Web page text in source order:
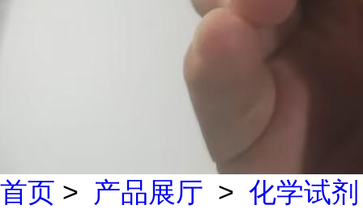
首页 > 产品展厅 > 化学试剂